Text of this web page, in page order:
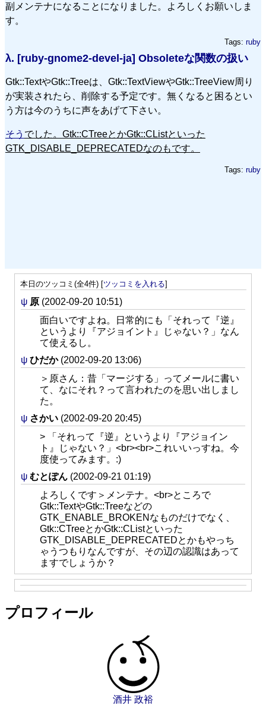
副メンテナになることになりました。よろしくお願いしま
す。
Tags: ruby
λ. [ruby-gnome2-devel-ja] Obsoleteな関数の扱い
Gtk::TextやGtk::Treeは、Gtk::TextViewやGtk::TreeView周り
が実装されたら、削除する予定です。無くなると困るとい
う方は今のうちに声をあげて下さい。
そう でした。Gtk::CTreeとかGtk::CListといった
GTK_DISABLE_DEPRECATEDなのもです。
Tags: ruby
本日のツッコミ(全4件) [ツッコミを入れる]
ψ 原 (2002-09-20 10:51)
面白いですよね。日常的にも「それって『逆』
というより『アジョイント』じゃない？」なん
て使えるし。
ψ ひだか (2002-09-20 13:06)
＞原さん：昔「マージする」ってメールに書い
て、なにそれ？って言われたのを思い出しまし
た。
ψ さかい (2002-09-20 20:45)
> 「それって『逆』というより『アジョイン
ト』じゃない？」<br><br>これいいっすね。今
度使ってみます。:)
ψ むとぽん (2002-09-21 01:19)
よろしくです＞メンテナ。<br>ところで
Gtk::TextやGtk::Treeなどの
GTK_ENABLE_BROKENなものだけでなく、
Gtk::CTreeとかGtk::CListといった
GTK_DISABLE_DEPRECATEDとかもやっち
ゃうつもりなんですが、その辺の認識はあって
ますでしょうか？
プロフィール
酒井 政裕